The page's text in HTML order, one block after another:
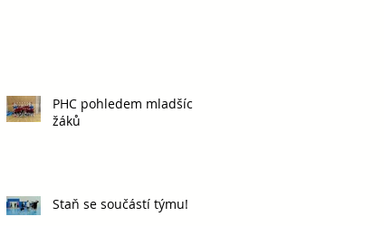
PHC pohledem mladších
žáků
Staň se součástí týmu!